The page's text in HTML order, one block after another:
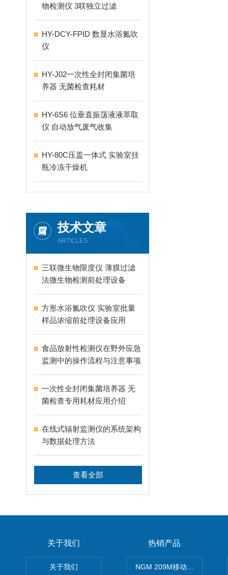
物检测仪 3联独立过滤
HY-DCY-FPID 数显水浴氮吹
仪
HY-J02一次性全封闭集菌培
养器 无菌检查耗材
HY-6S6 位垂直振荡液液萃取
仪 自动放气废气收集
HY-80C压盖一体式 实验室挂
瓶冷冻干燥机
技术文章
ARTICLES
三联微生物限度仪 薄膜过滤
法微生物检测前处理设备
方形水浴氮吹仪 实验室批量
样品浓缩前处理设备应用
食品放射性检测仪在野外应急
监测中的操作流程与注意事项
一次性全封闭集菌培养器 无
菌检查专用耗材应用介绍
在线式辐射监测仪的系统架构
与数据处理方法
查看全部
关于我们
关于我们
热销产品
NGM 209M移动式惰性气体